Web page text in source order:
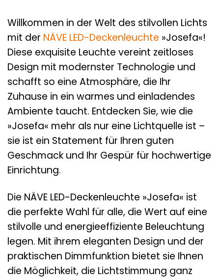
Willkommen in der Welt des stilvollen Lichts
mit der NÄVE LED-Deckenleuchte »Josefa«!
Diese exquisite Leuchte vereint zeitloses
Design mit modernster Technologie und
schafft so eine Atmosphäre, die Ihr
Zuhause in ein warmes und einladendes
Ambiente taucht. Entdecken Sie, wie die
»Josefa« mehr als nur eine Lichtquelle ist –
sie ist ein Statement für Ihren guten
Geschmack und Ihr Gespür für hochwertige
Einrichtung.
Die NÄVE LED-Deckenleuchte »Josefa« ist
die perfekte Wahl für alle, die Wert auf eine
stilvolle und energieeffiziente Beleuchtung
legen. Mit ihrem eleganten Design und der
praktischen Dimmfunktion bietet sie Ihnen
die Möglichkeit, die Lichtstimmung ganz